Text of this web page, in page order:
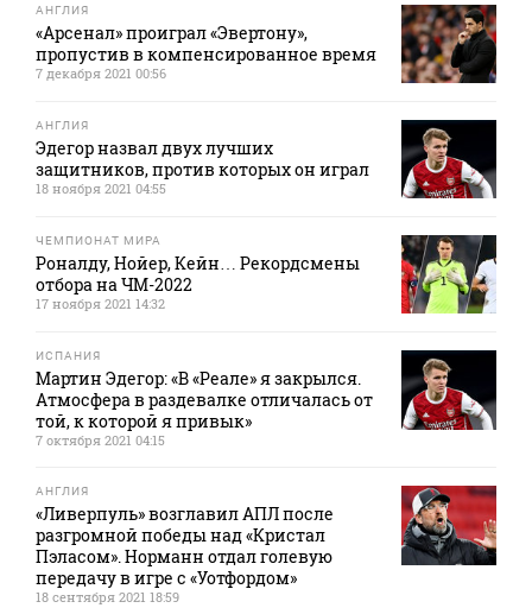
АНГЛИЯ
«Арсенал» проиграл «Эвертону»,
пропустив в компенсированное время
7 декабря 2021 00:56
АНГЛИЯ
Эдегор назвал двух лучших
защитников, против которых он играл
18 ноября 2021 04:55
ЧЕМПИОНАТ МИРА
Роналду, Нойер, Кейн… Рекордсмены
отбора на ЧМ-2022
17 ноября 2021 14:32
ИСПАНИЯ
Мартин Эдегор: «В «Реале» я закрылся.
Атмосфера в раздевалке отличалась от
той, к которой я привык»
7 октября 2021 04:15
АНГЛИЯ
«Ливерпуль» возглавил АПЛ после
разгромной победы над «Кристал
Пэласом». Норманн отдал голевую
передачу в игре с «Уотфордом»
18 сентября 2021 18:59